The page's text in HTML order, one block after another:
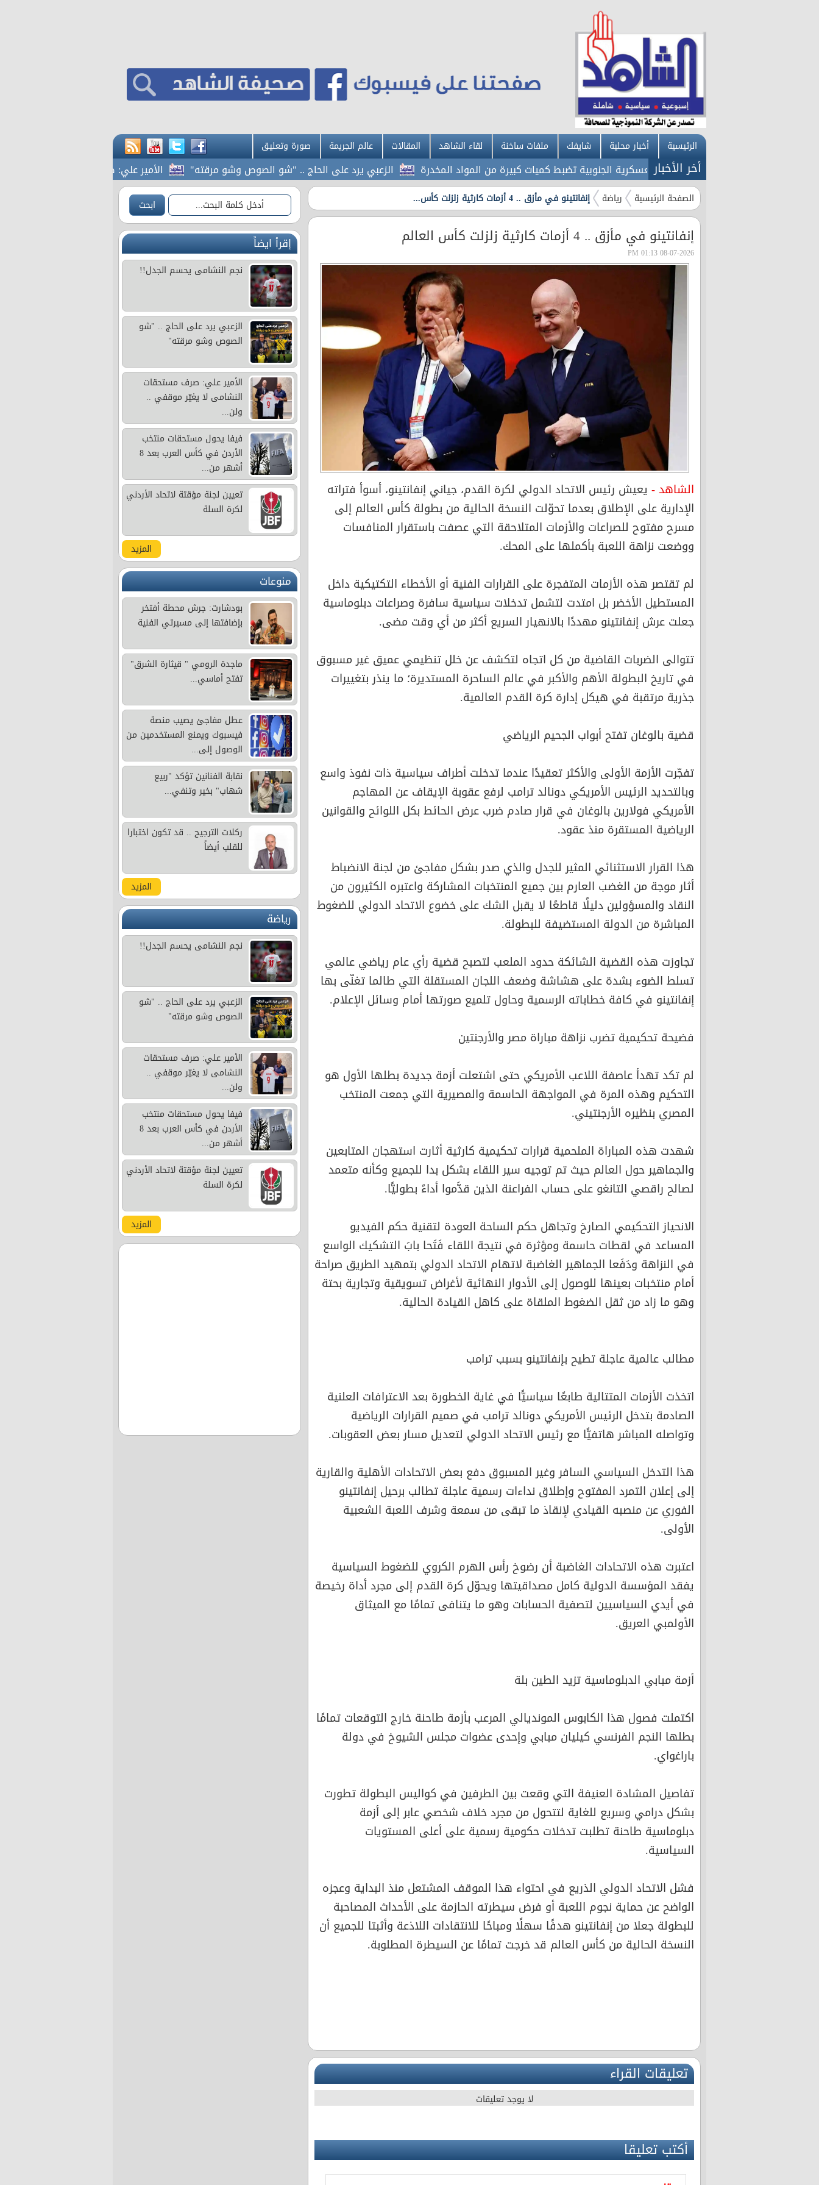
الرئيسية أخبار محلية شايفك ملفات ساخنة لقاء الشاهد المقالات عالم الجريمة صورة وتعليق
أخر الأخبار
المنطقة العسكرية الجنوبية تضبط كميات كبيرة من المواد المخدرة الزعبي يرد على الحاج .. "شو الصوص وشو مرقته" الأمير علي: صرف مستحقات النشامى لا يغيّر
الصفحة الرئيسية رياضة إنفانتينو في مأزق .. 4 أزمات كارثية زلزلت كأس...
إنفانتينو في مأزق .. 4 أزمات كارثية زلزلت كأس العالم
08-07-2026 01:13 PM
الشاهد - يعيش رئيس الاتحاد الدولي لكرة القدم، جياني إنفانتينو، أسوأ فتراته
الإدارية على الإطلاق بعدما تحوّلت النسخة الحالية من بطولة كأس العالم إلى
مسرح مفتوح للصراعات والأزمات المتلاحقة التي عصفت باستقرار المنافسات
ووضعت نزاهة اللعبة بأكملها على المحك.
لم تقتصر هذه الأزمات المتفجرة على القرارات الفنية أو الأخطاء التكتيكية داخل
المستطيل الأخضر بل امتدت لتشمل تدخلات سياسية سافرة وصراعات دبلوماسية
جعلت عرش إنفانتينو مهددًا بالانهيار السريع أكثر من أي وقت مضى.
تتوالى الضربات القاضية من كل اتجاه لتكشف عن خلل تنظيمي عميق غير مسبوق
في تاريخ البطولة الأهم والأكبر في عالم الساحرة المستديرة؛ ما ينذر بتغييرات
جذرية مرتقبة في هيكل إدارة كرة القدم العالمية.
قضية بالوغان تفتح أبواب الجحيم الرياضي
تفجّرت الأزمة الأولى والأكثر تعقيدًا عندما تدخلت أطراف سياسية ذات نفوذ واسع
وبالتحديد الرئيس الأمريكي دونالد ترامب لرفع عقوبة الإيقاف عن المهاجم
الأمريكي فولارين بالوغان في قرار صادم ضرب عرض الحائط بكل اللوائح والقوانين
الرياضية المستقرة منذ عقود.
هذا القرار الاستثنائي المثير للجدل والذي صدر بشكل مفاجئ من لجنة الانضباط
أثار موجة من الغضب العارم بين جميع المنتخبات المشاركة واعتبره الكثيرون من
النقاد والمسؤولين دليلًا قاطعًا لا يقبل الشك على خضوع الاتحاد الدولي للضغوط
المباشرة من الدولة المستضيفة للبطولة.
تجاوزت هذه القضية الشائكة حدود الملعب لتصبح قضية رأي عام رياضي عالمي
تسلط الضوء بشدة على هشاشة وضعف اللجان المستقلة التي طالما تغنّى بها
إنفانتينو في كافة خطاباته الرسمية وحاول تلميع صورتها أمام وسائل الإعلام.
فضيحة تحكيمية تضرب نزاهة مباراة مصر والأرجنتين
لم تكد تهدأ عاصفة اللاعب الأمريكي حتى اشتعلت أزمة جديدة بطلها الأول هو
التحكيم وهذه المرة في المواجهة الحاسمة والمصيرية التي جمعت المنتخب
المصري بنظيره الأرجنتيني.
شهدت هذه المباراة الملحمية قرارات تحكيمية كارثية أثارت استهجان المتابعين
والجماهير حول العالم حيث تم توجيه سير اللقاء بشكل بدا للجميع وكأنه متعمد
لصالح راقصي التانغو على حساب الفراعنة الذين قدَّموا أداءً بطوليًّا.
الانحياز التحكيمي الصارخ وتجاهل حكم الساحة العودة لتقنية حكم الفيديو
المساعد في لقطات حاسمة ومؤثرة في نتيجة اللقاء فَتَحا بابَ التشكيك الواسع
في النزاهة ودَفَعا الجماهير الغاضبة لاتهام الاتحاد الدولي بتمهيد الطريق صراحة
أمام منتخبات بعينها للوصول إلى الأدوار النهائية لأغراض تسويقية وتجارية بحتة
وهو ما زاد من ثقل الضغوط الملقاة على كاهل القيادة الحالية.
مطالب عالمية عاجلة تطيح بإنفانتينو بسبب ترامب
اتخذت الأزمات المتتالية طابعًا سياسيًّا في غاية الخطورة بعد الاعترافات العلنية
الصادمة بتدخل الرئيس الأمريكي دونالد ترامب في صميم القرارات الرياضية
وتواصله المباشر هاتفيًّا مع رئيس الاتحاد الدولي لتعديل مسار بعض العقوبات.
هذا التدخل السياسي السافر وغير المسبوق دفع بعض الاتحادات الأهلية والقارية
إلى إعلان التمرد المفتوح وإطلاق نداءات رسمية عاجلة تطالب برحيل إنفانتينو
الفوري عن منصبه القيادي لإنقاذ ما تبقى من سمعة وشرف اللعبة الشعبية
الأولى.
اعتبرت هذه الاتحادات الغاضبة أن رضوخ رأس الهرم الكروي للضغوط السياسية
يفقد المؤسسة الدولية كامل مصداقيتها ويحوّل كرة القدم إلى مجرد أداة رخيصة
في أيدي السياسيين لتصفية الحسابات وهو ما يتنافى تمامًا مع الميثاق
الأولمبي العريق.
أزمة مبابي الدبلوماسية تزيد الطين بلة
اكتملت فصول هذا الكابوس المونديالي المرعب بأزمة طاحنة خارج التوقعات تمامًا
بطلها النجم الفرنسي كيليان مبابي وإحدى عضوات مجلس الشيوخ في دولة
باراغواي.
تفاصيل المشادة العنيفة التي وقعت بين الطرفين في كواليس البطولة تطورت
بشكل درامي وسريع للغاية لتتحول من مجرد خلاف شخصي عابر إلى أزمة
دبلوماسية طاحنة تطلبت تدخلات حكومية رسمية على أعلى المستويات
السياسية.
فشل الاتحاد الدولي الذريع في احتواء هذا الموقف المشتعل منذ البداية وعجزه
الواضح عن حماية نجوم اللعبة أو فرض سيطرته الحازمة على الأحداث المصاحبة
للبطولة جعلا من إنفانتينو هدفًا سهلًا ومباحًا للانتقادات اللاذعة وأثبتا للجميع أن
النسخة الحالية من كأس العالم قد خرجت تمامًا عن السيطرة المطلوبة.
تعليقات القراء
لا يوجد تعليقات
أكتب تعليقا
إقرأ ايضاً
نجم النشامى يحسم الجدل!!
الزعبي يرد على الحاج .. "شو
الصوص وشو مرقته"
الأمير علي: صرف مستحقات
النشامى لا يغيّر موقفي ..
ولن...
فيفا يحول مستحقات منتخب
الأردن في كأس العرب بعد 8
أشهر من...
تعيين لجنة مؤقتة لاتحاد الأردني
لكرة السلة
المزيد
منوعات
بودشارت: جرش محطة أفتخر
بإضافتها إلى مسيرتي الفنية
ماجدة الرومي " قيثارة الشرق"
تفتح أماسي...
عطل مفاجئ يصيب منصة
فيسبوك ويمنع المستخدمين من
الوصول إلى...
نقابة الفنانين تؤكد "ربيع
شهاب" بخير وتنفي...
ركلات الترجيح .. قد تكون اختبارا
للقلب أيضاً
المزيد
رياضة
نجم النشامى يحسم الجدل!!
الزعبي يرد على الحاج .. "شو
الصوص وشو مرقته"
الأمير علي: صرف مستحقات
النشامى لا يغيّر موقفي ..
ولن...
فيفا يحول مستحقات منتخب
الأردن في كأس العرب بعد 8
أشهر من...
تعيين لجنة مؤقتة لاتحاد الأردني
لكرة السلة
المزيد